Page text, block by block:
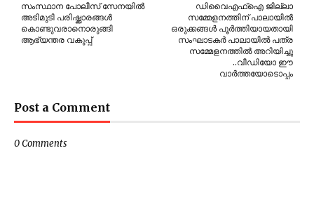
ഡിവൈഎഫ്ഐ ജില്ലാ
സമ്മേളനത്തിന് പാലായിൽ
ഒരുക്കങ്ങൾ പൂർത്തിയായതായി
സംഘാടകർ പാലായിൽ പത്ര
സമ്മേളനത്തിൽ അറിയിച്ചു
..വീഡിയോ ഈ
വാർത്തയോടൊപ്പം
സംസ്ഥാന പോലീസ് സേനയിൽ
അടിമുടി പരിഷ്ക്കാരങ്ങൾ
കൊണ്ടുവരാനൊരുങ്ങി
ആഭ്യന്തര വകുപ്പ്
Post a Comment
0 Comments